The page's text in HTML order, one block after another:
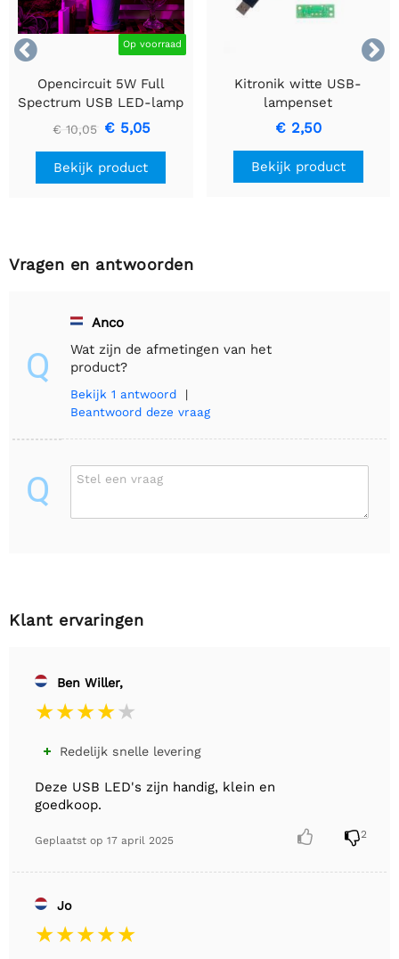

 Op voorraad
Opencircuit 5W Full
Spectrum USB LED-lamp
voor het kweken van
planten
€ 10,05 € 5,05
Bekijk product
Kitronik witte USB-
lampenset
€ 2,50
Bekijk product
Vragen en antwoorden
Q
Anco
Wat zijn de afmetingen van het
product?
Bekijk 1 antwoord |
Beantwoord deze vraag
Q Stel een vraag
Klant ervaringen
Ben Willer,
 Redelijk snelle levering
Deze USB LED's zijn handig, klein en
goedkoop.
Geplaatst op 17 april 2025  2
Jo